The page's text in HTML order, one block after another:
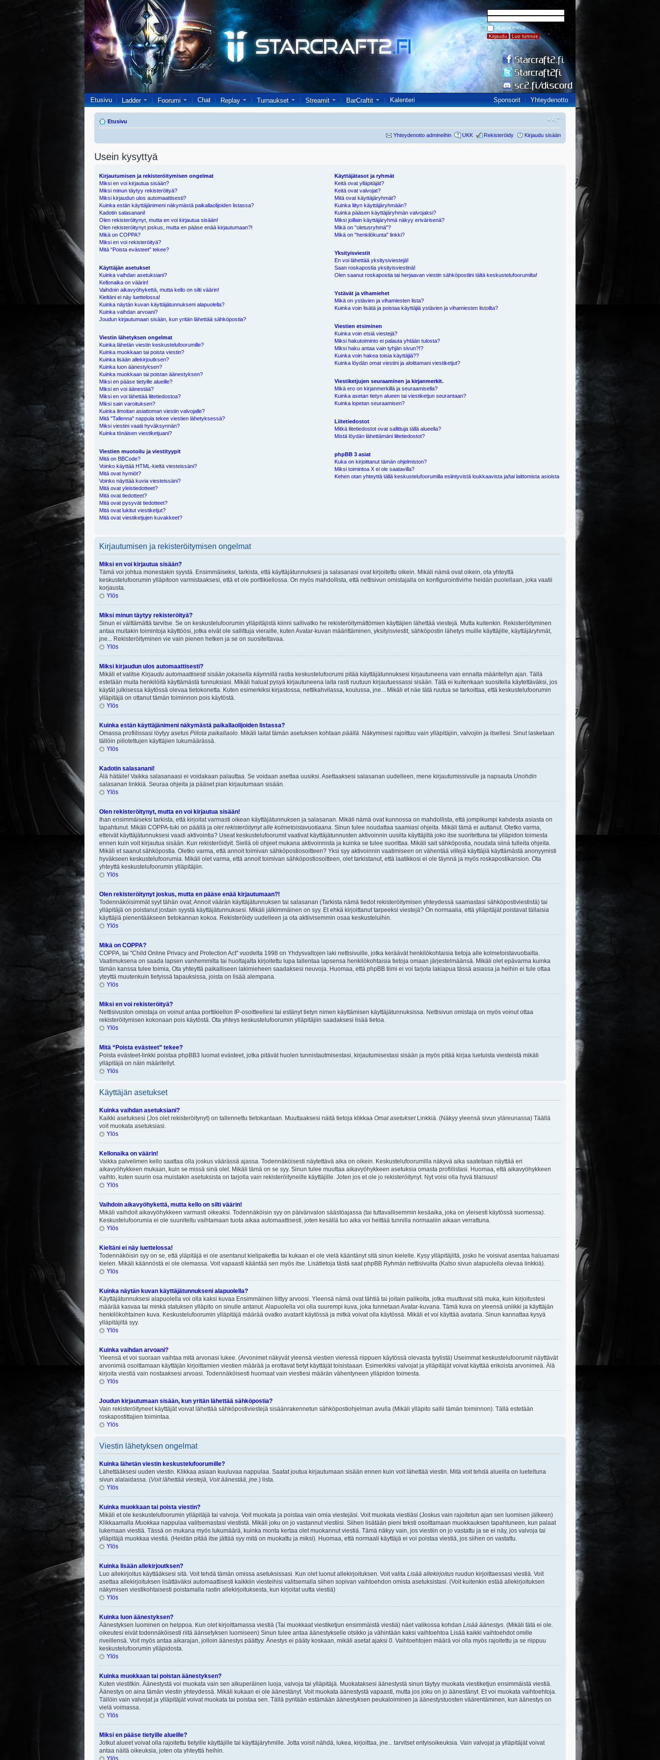
Muista minut
Etusivu Ladder Foorumi Chat Replay Turnaukset Streamit BarCraftit Kalenteri Sponsorit Yhteydenotto
Etusivu
Yhteydenotto admineihin UKK Rekisteröidy Kirjaudu sisään
Usein kysyttyä
Kirjautumisen ja rekisteröitymisen ongelmat
Miksi en voi kirjautua sisään?
Miksi minun täytyy rekisteröityä?
Miksi kirjaudun ulos automaattisesti?
Kuinka estän käyttäjänimeni näkymästä paikallaolijoiden listassa?
Kadotin salasanani!
Olen rekisteröitynyt, mutta en voi kirjautua sisään!
Olen rekisteröitynyt joskus, mutta en pääse enää kirjautumaan?!
Mikä on COPPA?
Miksi en voi rekisteröityä?
Mitä “Poista evästeet” tekee?
Käyttäjän asetukset
Kuinka vaihdan asetuksiani?
Kellonaika on väärin!
Vaihdoin aikavyöhykettä, mutta kello on silti väärin!
Kieltäni ei näy luettelossa!
Kuinka näytän kuvan käyttäjätunnukseni alapuolella?
Kuinka vaihdan arvoani?
Joudun kirjautumaan sisään, kun yritän lähettää sähköpostia?
Viestin lähetyksen ongelmat
Kuinka lähetän viestin keskustelufoorumille?
Kuinka muokkaan tai poista viestin?
Kuinka lisään allekirjoutksen?
Kuinka luon äänestyksen?
Kuinka muokkaan tai poistan äänestyksen?
Miksi en pääse tietyille alueille?
Miksi en voi äänestää?
Miksi en voi lähettää liitetiedostoa?
Miksi sain varoituksen?
Kuinka ilmoitan asiattoman viestin valvojalle?
Mitä "Tallenna" nappula tekee viestien lähetyksessä?
Miksi viestini vaatii hyväksynnän?
Kuinka tönäisen viestiketjuani?
Viestien muotoilu ja viestityypit
Mitä on BBCode?
Voinko käyttää HTML-kieltä viesteissäni?
Mitä ovat hymiöt?
Voinko näyttää kuvia viesteissäni?
Mitä ovat yleistiedotteet?
Mitä ovat tiedotteet?
Mitä ovat pysyvät tiedotteet?
Mitä ovat lukitut viestiketjut?
Mitä ovat viestiketjujen kuvakkeet?
Käyttäjätasot ja ryhmät
Keitä ovat ylläpitäjät?
Keitä ovat valvojat?
Mitä ovat käyttäjäryhmät?
Kuinka liityn käyttäjäryhmään?
Kuinka pääsen käyttäjäryhmän valvojaksi?
Miksi joillain käyttäjäryhmä näkyy erivärisenä?
Mikä on "oletusryhmä"?
Mikä on "henkilökunta" linkki?
Yksityisviestit
En voi lähettää yksitysiviestejä!
Saan roskapostia yksityisviestinä!
Olen saanut roskapostia tai herjaavan viestin sähköpostiini tältä keskustelufoorumilta!
Ystävät ja vihamiehet
Mikä on ystävien ja vihamiesten lista?
Kuinka voin lisätä ja poistaa käyttäjiä ystävien ja vihamiesten listoilta?
Viestien etsiminen
Kuinka voin etsiä viestejä?
Miksi hakutoiminto ei palauta yhtään tulosta?
Miksi haku antaa vain tyhjän sivun?!?
Kuinka voin hakea toisia käyttäjiä??
Kuinka löydän omat viestini ja aloittamani viestiketjut?
Viestiketjujen seuraaminen ja kirjanmerkit.
Mikä ero on kirjanmerkillä ja seuraamisella?
Kuinka asetan tietyn alueen tai viestiketjun seurantaan?
Kuinka lopetan seuraamisen?
Liitetiedostot
Mitkä liitetiedostot ovat sallittuja tällä alueella?
Mistä löydän lähettämäni liitetiedostot?
phpBB 3 asiat
Kuka on kirjoittanut tämän ohjelmiston?
Miksi toimintoa X ei ole saatavilla?
Kehen otan yhteyttä tällä keskustelufoorumilla esiintyvistä loukkaavista ja/tai laittomista asioista
Kirjautumisen ja rekisteröitymisen ongelmat
Miksi en voi kirjautua sisään?
Tämä voi johtua monestakin syystä. Ensimmäiseksi, tarkista, että käyttäjätunnuksesi ja salasanasi ovat kirjoitettu oikein. Mikäli nämä ovat oikein, ota yhteyttä
keskustelufoorumin ylläpitoon varmistaaksesi, että et ole porttikiellossa. On myös mahdollista, että nettisivun omistajalla on konfigurointivirhe heidän puolellaan, joka vaatii
korjausta.
Ylös
Miksi minun täytyy rekisteröityä?
Sinun ei välttämättä tarvitse. Se on keskustelufoorumin ylläpitäjistä kiinni sallivatko he rekisteröitymättömien käyttäjien lähettää viestejä. Mutta kuitenkin. Rekisteröityminen
antaa muitakin toimintoja käyttöösi, jotka eivät ole sallittuja vieraille, kuten Avatar-kuvan määrittäminen, yksityisviestit, sähköpostin lähetys muille käyttäjille, käyttäjäryhmät,
jne... Rekisteröityminen vie vain pienen hetken ja se on suositeltavaa.
Ylös
Miksi kirjaudun ulos automaattisesti?
Mikäli et valitse Kirjaudu automaattisesti sisään jokaisella käynnillä rastia keskustelufoorumi pitää käyttäjätunnuksesi kirjautuneena vain ennalta määritellyn ajan. Tällä
estetään muita henkilöitä käyttämästä tunnuksiasi. Mikäli haluat pysyä kirjautuneena laita rasti ruutuun kirjautuessassi sisään. Tätä ei kuitenkaan suositella käytettäväksi, jos
käytät julkisessa käytössä olevaa tietokonetta. Kuten esimerkiksi kirjastossa, nettikahvilassa, koulussa, jne... Mikäli et näe tätä ruutua se tarkoittaa, että keskustelufoorumin
ylläpitäjä on ottanut tämän toiminnon pois käytöstä.
Ylös
Kuinka estän käyttäjänimeni näkymästä paikallaolijoiden listassa?
Omassa profiilissasi löytyy asetus Piilota paikallaolo. Mikäli laitat tämän asetuksen kohtaan päällä. Näkymisesi rajoittuu vain ylläpitäjiin, valvojiin ja itsellesi. Sinut lasketaan
tällöin piilotettujen käyttäjien lukumäärässä.
Ylös
Kadotin salasanani!
Älä hätäile! Vaikka salasanaasi ei voidakaan palauttaa. Se voidaan asettaa uusiksi. Asettaaksesi salasanan uudelleen, mene kirjautumissivulle ja napsauta Unohdin
salasanan linkkiä. Seuraa ohjeita ja pääset pian kirjautumaan sisään.
Ylös
Olen rekisteröitynyt, mutta en voi kirjautua sisään!
Ihan ensimmäiseksi tarkista, että kirjoitat varmasti oikean käyttäjätunnuksen ja salasanan. Mikäli nämä ovat kunnossa on mahdollista, että jompikumpi kahdesta asiasta on
tapahtunut. Mikäli COPPA-tuki on päällä ja olet rekisteröitynyt alle kolmetoistavuotiaana. Sinun tulee noudattaa saamiasi ohjeita. Mikäli tämä ei auttanut. Oletko varma,
etteivät käyttäjätunnuksesi vaadi aktivointia? Useat keskustelufoorumit vaativat käyttäjätunnusten aktivoinnin uusilta käyttäjiltä joko itse suoritettuna tai ylläpidon toimesta
ennen kuin voit kirjautua sisään. Kun rekisteröidyit. Siellä oli ohjeet mukana aktivoinnista ja kuinka se tulee suorittaa. Mikäli sait sähköpostia, noudata siinä tulleita ohjeita.
Mikäli et saanut sähköpostia. Oletko varma, että annoit toimivan sähköpostiosoitteen? Yksi syy aktivoinnin vaatimiseen on vähentää villejä käyttäjiä käyttämästä anonyymisti
hyväkseen keskustelufoorumia. Mikäli olet varma, että annoit toimivan sähköpostiosoitteen, olet tarkistanut, että laatikkosi ei ole täynnä ja myös roskapostikansion. Ota
yhteyttä keskustelufoorumin ylläpitäjiin.
Ylös
Olen rekisteröitynyt joskus, mutta en pääse enää kirjautumaan?!
Todennäköisimmät syyt tähän ovat; Annoit väärän käyttäjätunnuksen tai salasanan (Tarkista nämä tiedot rekisteröitymisen yhteydessä saamastasi sähköpostiviestistä) tai
ylläpitäjä on poistanut jostain syystä käyttäjätunnuksesi. Mikäli jälkimmäinen on syy. Et ehkä kirjoittanut tarpeeksi viestejä? On normaalia, että ylläpitäjät poistavat tällaisia
käyttäjiä pienentääkseen tietokannan kokoa. Rekisteröidy uudelleen ja ota aktiivisemmin osaa keskusteluihin.
Ylös
Mikä on COPPA?
COPPA, tai "Child Online Privacy and Protection Act" vuodelta 1998 on Yhdysvaltojen laki nettisivuille, jotka keräävät henkilökohtaisia tietoja alle kolmetoistavuotiailta.
Vaatimuksena on saada lapsen vanhemmilta tai huoltajalta kirjoitettu lupa tallentaa lapsensa henkilökohtaisia tietoja omaan järjestelmäänsä. Mikäli olet epävarma kuinka
tämän kanssa tulee toimia, Ota yhteyttä paikalliseen lakimieheen saadaksesi neuvoja. Huomaa, että phpBB tiimi ei voi tarjota lakiapua tässä asiassa ja heihin ei tule ottaa
yteyttä muutenkuin tietyissä tapauksissa, joista on lisää alempana.
Ylös
Miksi en voi rekisteröityä?
Nettisivuston omistaja on voinut antaa porttikiellon IP-osoitteellesi tai estänyt tietyn nimen käyttämisen käyttäjätunnuksissa. Nettisivun omistaja on myös voinut ottaa
rekisteröitymisen kokonaan pois käytöstä. Ota yhteys keskustelufoorumin ylläpitäjiin saadaksesi lisää tietoa.
Ylös
Mitä “Poista evästeet” tekee?
Poista evästeet-linkki poistaa phpBB3 luomat evästeet, jotka pitävät huolen tunnistautmisestasi, kirjautumisestasi sisään ja myös pitää kirjaa luetuista viesteistä mikäli
ylläpitäjä on näin määritellyt.
Ylös
Käyttäjän asetukset
Kuinka vaihdan asetuksiani?
Kaikki asetuksesi (Jos olet rekisteröitynyt) on tallennettu tietokantaan. Muuttaaksesi näitä tietoja klikkaa Omat asetuksetLinkkiä. (Näkyy yleensä sivun yläreunassa) Täällä
voit muokata asetuksiasi.
Ylös
Kellonaika on väärin!
Vaikka palvelimen kello saattaa olla joskus väärässä ajassa. Todennäköisesti näytettävä aika on oikein. Keskustelufoorumilla näkyvä aika saatetaan näyttää eri
aikavyöhykkeen mukaan, kuin se missä sinä olet. Mikäli tämä on se syy. Sinun tulee muuttaa aikavyöhykkeen asetuksia omasta profiilistasi. Huomaa, että aikavyöhykkeen
vaihto, kuten suurin osa muistakin asetuksista on tarjolla vain rekisteröityneille käyttäjille. Joten jos et ole jo rekisteröitynyt. Nyt voisi olla hyvä tilaisuus!
Ylös
Vaihdoin aikavyöhykettä, mutta kello on silti väärin!
Mikäli vaihdoit aikavyöhykkeen varmasti oikeaksi. Todennäköisin syy on päivänvalon säästöajassa (tai tuttavallisemmin kesäaika, joka on yleisesti käytössä suomessa).
Keskustelufoorumia ei ole suuniteltu vaihtamaan tuota aikaa automaattisesti, joten kesällä tuo aika voi heittää tunnilla normaaliin aikaan verrattuna.
Ylös
Kieltäni ei näy luettelossa!
Todennäköisin syy on se, että yläpitäjä ei ole asentanut kielipakettia tai kukaan ei ole vielä kääntänyt sitä sinun kielelle. Kysy ylläpitäjiltä, josko he voisivat asentaa haluamasi
kielen. Mikäli käännöstä ei ole olemassa. Voit vapaasti kääntää sen myös itse. Lisätietoja tästä saat phpBB Ryhmän nettisivuilta (Katso sivun alapuolella olevaa linkkiä).
Ylös
Kuinka näytän kuvan käyttäjätunnukseni alapuolella?
Käyttäjätunnuksesi alapuolella voi olla kaksi kuvaa Ensimmäinen liittyy arvoosi. Yleensä nämä ovat tähtiä tai joitain palikoita, jotka muuttuvat sitä muka, kuin kirjoitustesi
määrää kasvaa tai minkä statuksen ylläpito on sinulle antanut. Alapuolella voi olla suurempi kuva, joka tunnetaan Avatar-kuvana. Tämä kuva on yleensä uniikki ja käyttäjän
henkilökohtainen kuva. Keskustelufoorumin ylläpitäjä määrää ovatko avatarit käytössä ja mitkä voivat olla käytössä. Mikäli et voi käyttää avataria. Sinun kannattaa kysyä
ylläpitäjiltä syy.
Ylös
Kuinka vaihdan arvoani?
Yleensä et voi suoraan vaihtaa mitä arvonasi lukee. (Arvonimet näkyvät yleensä viestien vieressä riippuen käytössä olevasta tyylistä) Useimmat keskustelufoorumit näyttävät
arvonimiä osoittamaan käyttäjän kirjoittamien viestien määrää ja erottavat tietyt käyttäjät toisistaaan. Esimerkiksi valvojat ja ylläpitäjät voivat käyttää erikoista arvonimeä. Älä
kirjoita viestiä vain nostaaksesi arvoasi. Todennäköisesti huomaat vain viestiesi määrän vähentyneen ylläpidon toimesta.
Ylös
Joudun kirjautumaan sisään, kun yritän lähettää sähköpostia?
Vain rekisteröityneet käyttäjät voivat lähettää sähköpostiviestejä sisäänrakennetun sähköpostiohjelman avulla (Mikäli ylläpito sallii tämän toiminnon). Tällä estetään
roskapostittajien toimintaa.
Ylös
Viestin lähetyksen ongelmat
Kuinka lähetän viestin keskustelufoorumille?
Lähettääksesi uuden viestin. Klikkaa asiaan kuuluvaa nappulaa. Saatat joutua kirjautumaan sisään ennen kuin voit lähettää viestin. Mitä voit tehdä alueilla on lueteltuna
sivun alalaidassa. (Voit lähettää viestejä, Voit äänestää, jne.) lista.
Ylös
Kuinka muokkaan tai poista viestin?
Mikäli et ole keskustelufoorumin ylläpitäjä tai valvoja. Voit muokata ja poistaa vain omia viestejäsi. Voit muokata viestiäsi (Joskus vain rajoitetun ajan sen luomisen jälkeen)
Klikkaamalla Muokkaa nappulaa valitsemastasi viestistä. Mikäli joku on jo vastannut viestiisi. Siihen lisätään pieni teksti osoittamaan muokkauksen tapahtuneen, kun palaat
lukemaan viestiä. Tässä on mukana myös lukumäärä, kuinka monta kertaa olet muokannut viestiä. Tämä näkyy vain, jos viestiin on jo vastattu ja se ei näy, jos valvoja tai
ylläpitäjä muokkaa viestiä. (Heidän pitää itse jättää syy mitä on muokattu ja miksi). Huomaa, että normaali käyttäjä ei voi poistaa viestiä, jos siihen on vastattu.
Ylös
Kuinka lisään allekirjoutksen?
Luo allekirjoitus käyttääksesi sitä. Voit tehdä tämän omissa asetuksissasi. Kun olet luonut allekirjoituksen. Voit valita Lisää allekirjoitus ruudun kirjoittaessasi viestiä. Voit
asettaa allekirjoituksen lisättäväksi automaattisesti kaikkiin viesteihisi valitsemalla siihen sopivan vaihtoehdon omista asetuksistasi. (Voit kuitenkin estää allekirjoituksen
näkymisen viestikohtaisesti poistamalla rastin allekirjoituksesta, kun kirjoitat uutta viestiä)
Ylös
Kuinka luon äänestyksen?
Äänestyksen luominen on helppoa. Kun olet kirjoittamassa viestiä (Tai muokkaat viestiketjun ensimmäistä viestiä) näet valikossa kohdan Lisää äänestys. (Mikäli tätä ei ole.
oikeutesi eivät todennäköisesti riitä äänsetyksen luomiseen) Sinun tulee antaa äänestykselle otsikko ja vähintään kaksi vaihtoehtoa Lisää kaikki vaihtoehdot omille
riveillensä. Voit myös antaa aikarajan, jolloin äänestys päättyy. Änestys ei pääty koskaan, mikäli asetat ajaksi 0. Vaihtoehtojen määrä voi olla myös rajoitettu ja se riippuu
keskustelufoorumin ylläpidosta.
Ylös
Kuinka muokkaan tai poistan äänestyksen?
Kuten viestitkin. Äänestystä voi muokata vain sen alkuperäinen luoja, valvoja tai ylläpitäjä. Muokataksesi äänestystä sinun täytyy muokata viestiketjun ensimmäistä viestiä.
Äänestys on aina tämän viestin yhteydessä. Mikäli kukaan ei ole äänestänyt. Voit muokata äänestystä vapaasti, mutta jos joku on jo äänestänyt. Et voi muokata vaihtoehtoja.
Tällöin vain valvojat ja ylläpitäjät voivat muokata tai poistaa sen. Tällä pyritään estämään äänestyksen peukaloiminen ja äänestystuosten väärentäminen, kun äänestys on
vielä voimassa.
Ylös
Miksi en pääse tietyille alueille?
Jotkut alueet voivat olla rajoitettu tietyille käyttäjille tai käyttäjäryhmille. Jotta voisit nähdä, lukea, kirjoittaa, jne... tarvitset erityisoikeuksia. Vain valvojat ja ylläpitäjät voivat
antaa näitä oikeuksia, joten ota yhteyttä heihin.
Ylös